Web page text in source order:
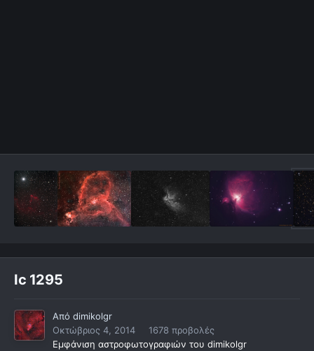
Ic 1295
Από dimikolgr
Οκτώβριος 4, 2014
1678 προβολές
Εμφάνιση αστροφωτογραφιών του dimikolgr